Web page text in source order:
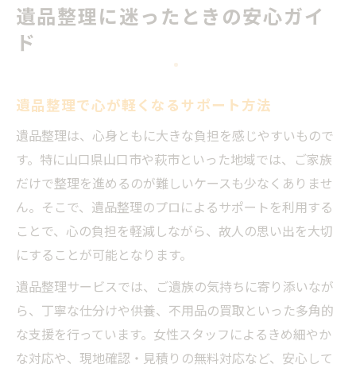
遺品整理で思い出の品を上手に残す方法
遺品整理で供養や譲渡を選ぶポイント
遺品整理でトラブルを防ぐ片付けの手順
女性目線で考える遺品整理の仕方
女性スタッフによる安心の遺品整理体験
女性が気になる遺品整理の配慮ポイント
遺品整理でプライバシーを守る工夫とは
心の負担を減らす遺品整理の流れ
遺品整理の流れを知り安心して進める方法
遺品整理に迷ったときの安心ガイ
ド
遺品整理で心が軽くなるサポート方法
遺品整理は、心身ともに大きな負担を感じやすいもので
す。特に山口県山口市や萩市といった地域では、ご家族
だけで整理を進めるのが難しいケースも少なくありませ
ん。そこで、遺品整理のプロによるサポートを利用する
ことで、心の負担を軽減しながら、故人の思い出を大切
にすることが可能となります。
遺品整理サービスでは、ご遺族の気持ちに寄り添いなが
ら、丁寧な仕分けや供養、不用品の買取といった多角的
な支援を行っています。女性スタッフによるきめ細やか
な対応や、現地確認・見積りの無料対応など、安心して